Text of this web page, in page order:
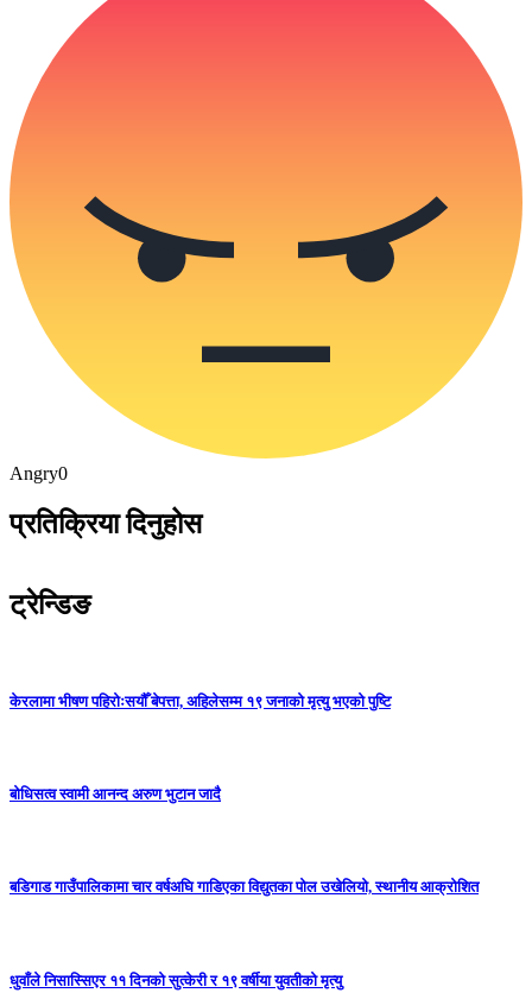
Angry0
प्रतिक्रिया दिनुहोस
ट्रेन्डिङ
केरलामा भीषण पहिरोःसयौँ बेपत्ता, अहिलेसम्म १९ जनाको मृत्यु भएको पुष्टि
बोधिसत्व स्वामी आनन्द अरुण भुटान जादै
बडिगाड गाउँपालिकामा चार वर्षअघि गाडिएका विद्युतका पोल उखेलियो, स्थानीय आक्रोशित
धुवाँले निसास्सिएर ११ दिनको सुत्केरी र १९ वर्षीया युवतीको मृत्यु